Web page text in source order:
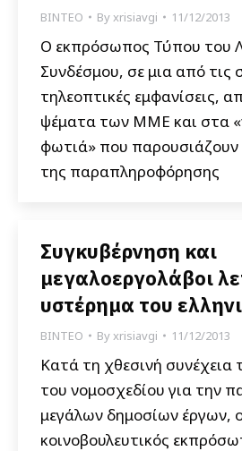
ΒΙΝΤΕΟ Byxrisiavgi 11/12/2013
Ο εκπρόσωπος Τύπου του
Συνδέσμου, σε μια από τις
τηλεοπτικές εμφανίσεις,
ψέματα των ΜΜΕ και στα
φωτιά» που παρουσιάζουν
της παραπληροφόρησης
Συγκυβέρνηση και
μεγαλοεργολάβοι
υστέρημα του
ΒΙΝΤΕΟ Byxrisiavgi 11/12/2013
Κατά τη χθεσινή συνέχεια
του νομοσχεδίου για την
μεγάλων δημοσίων έργων,
κοινοβουλευτικός